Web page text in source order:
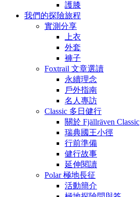
護膝
我們的探險旅程
實測分享
上衣
外套
褲子
Foxtrail 文章選讀
永續理念
戶外指南
名人專訪
Classic 多日健行
關於 Fjällräven Classic
瑞典國王小徑
行前準備
健行故事
延伸閱讀
Polar 極地長征
活動簡介